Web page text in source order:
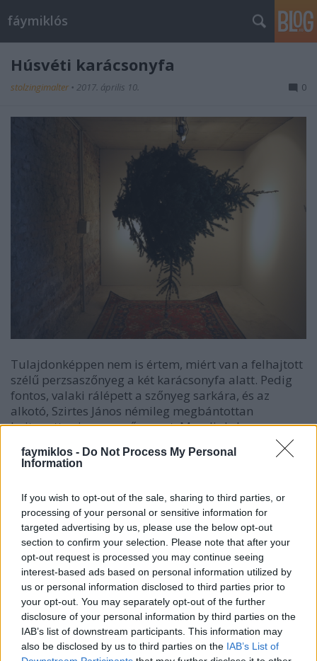
faymiklos - Do Not Process My Personal
Information
If you wish to opt-out of the sale, sharing to third parties, or
processing of your personal or sensitive information for
targeted advertising by us, please use the below opt-out
section to confirm your selection. Please note that after your
opt-out request is processed you may continue seeing
interest-based ads based on personal information utilized by
us or personal information disclosed to third parties prior to
your opt-out. You may separately opt-out of the further
disclosure of your personal information by third parties on the
IAB’s list of downstream participants. This information may
also be disclosed by us to third parties on the IAB’s List of
fáymiklós
Húsvéti karácsonyfa
stolzingimalter • 2017. április 10. 0
Tulajdonképpen nem is értem, miért van a felhajtott
szélű perzsaszőnyeg a két karácsonyfa alatt. Pedig
fontos, valaki rálépett a szőnyeg sarkára, és az
alkotó, Szirtes János némileg megbántottan
hajtogatta vissza a szőnyeget. Mondjuk, hogy ez
volna a varázslat a hétköznapokban, ilyen mesés
tárgyakon tiprunk, szőnyegen, amely jobb esetben
repülni is tud. Szentendrén nem repül ez a
MűvészetMalomban. De nem is fontos, repül-e vagy
sem, valahogy jobban leköt fölötte a két keresztbe
tett fa. Polgári ünneplése egy régi születésnek, de
ebben a változatban polgári ünneplése egy régi
kivégzésnek is.
A fákra elektromotor van szerelve, amely finoman
rázogatja az alkotmányt. Most még csak lebegnek
tőle, de ahogy telnek-múlnak a napok, szépen le
fognak száradni a fenyők tüskéi, és a folyamatos